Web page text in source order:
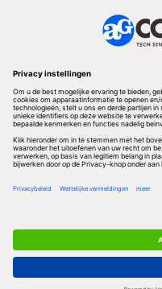
Volg ons
Redactionele partner
Algemene Voorwaarden & Copyrights